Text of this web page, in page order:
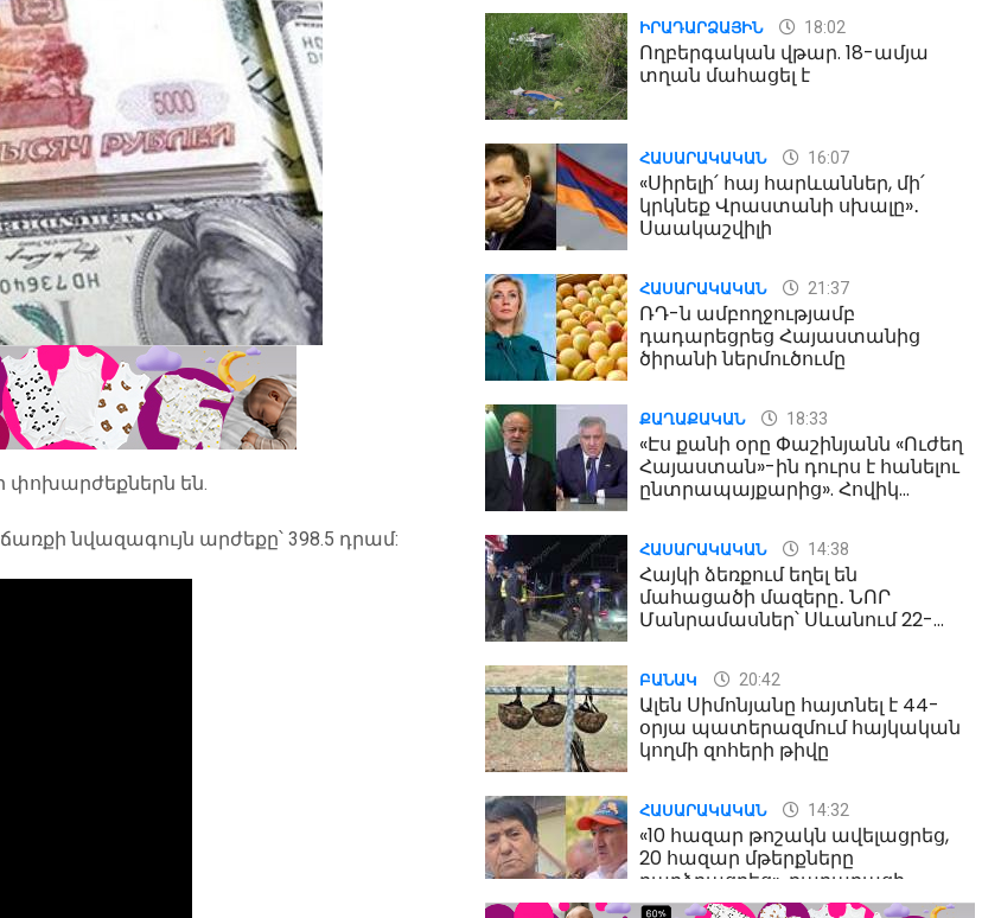
փոխարժեքներն են.
նվազագույն արժեքը՝ 398.5 դրամ:
ԻՐԱԴԱՐՁԱՅԻՆ 18:02
Ողբերգական վթար. 18-ամյա
տղան մահացել է
ՀԱՍԱՐԱԿԱԿԱՆ 16:07
«Սիրելի՛ հայ հարևաններ, մի՛
կրկնեք Վրաստանի սխալը»․
Սաակաշվիլի
ՀԱՍԱՐԱԿԱԿԱՆ 21:37
ՌԴ-ն ամբողջությամբ
դադարեցրեց Հայաստանից
ծիրանի ներմուծումը
ՔԱՂԱՔԱԿԱՆ 18:33
«Էս քանի օրը Փաշինյանն «Ուժեղ
Հայաստան»-ին դուրս է հանելու
ընտրապայքարից». Հովիկ
ՀԱՍԱՐԱԿԱԿԱՆ 14:38
Հայկի ձեռքում եղել են
մահացածի մազերը․ ՆՈՐ
Մանրամասներ՝ Սևանում 22-
ԲԱՆԱԿ 20:42
Ալեն Սիմոնյանը հայտնել է 44-
օրյա պատերազմում հայկական
կողմի զոհերի թիվը
ՀԱՍԱՐԱԿԱԿԱՆ 14:32
«10 հազար թոշակն ավելացրեց,
20 հազար մթերքները
բարձրացրեց». քաղաքացի
(տեսանյութ)